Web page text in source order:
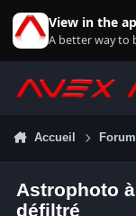
View in the
A better way to
Accueil
Astrophoto
défiltré